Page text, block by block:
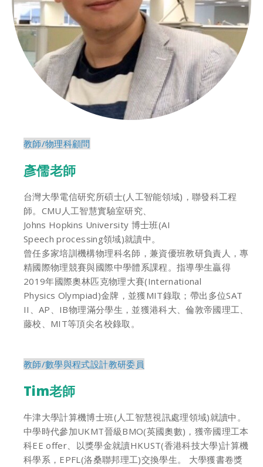
教師/物理科顧問
彥儒老師
台灣大學電信研究所碩士(人工智能領域)，聯發科工程
師。CMU人工智慧實驗室研究、
Johns Hopkins University 博士班(AI
Speech processing領域)就讀中。
曾任多家培訓機構物理科名師，兼資優班教研負責人，專
精國際物理競賽與國際中學體系課程。指導學生贏得
2019年國際奧林匹克物理大賽(International
Physics Olympiad)金牌，並獲MIT錄取；帶出多位SAT
II、AP、IB物理滿分學生，並獲港科大、倫敦帝國理工、
藤校、MIT等頂尖名校錄取。
教師/數學與程式設計教研委員
Tim老師
牛津大學計算機博士班(人工智慧視訊處理領域)就讀中。
中學時代參加UKMT晉級BMO(英國奧數)，獲帝國理工本
科EE offer、以獎學金就讀HKUST(香港科技大學)計算機
科學系，EPFL(洛桑聯邦理工)交換學生。 大學獲書卷獎